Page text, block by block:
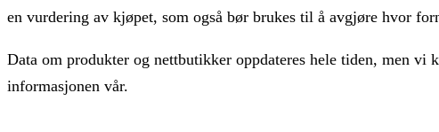
en vurdering av kjøpet, som også bør brukes til å avgjøre hvor
Data om produkter og nettbutikker oppdateres hele tiden, men
informasjonen vår.